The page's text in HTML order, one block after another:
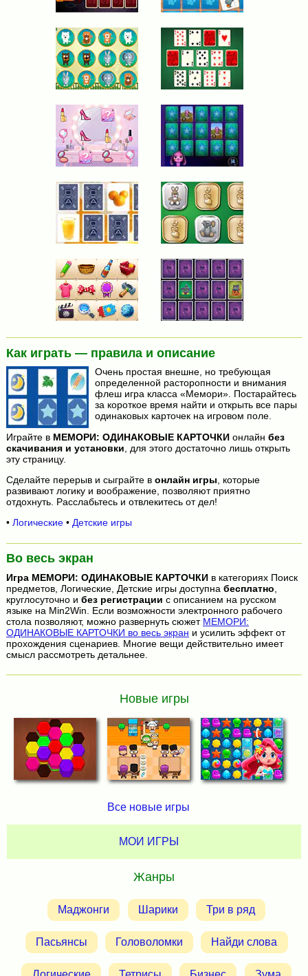
Как играть — правила и описание
Очень простая внешне, но требующая
определенной расторопности и внимания
флеш игра класса «Мемори». Постарайтесь
за короткое время найти и открыть все пары
одинаковых карточек на игровом поле.
Играйте в МЕМОРИ: ОДИНАКОВЫЕ КАРТОЧКИонлайн без
скачивания и установки , для этого достаточно лишь открыть
эту страницу.
Сделайте перерыв и сыграйте в онлайн игры , которые
развивают логику и воображение, позволяют приятно
отдохнуть. Расслабьтесь и отвлекитесь от дел!
• Логические• Детские игры
Во весь экран
Игра МЕМОРИ: ОДИНАКОВЫЕ КАРТОЧКИв категориях Поиск
предметов, Логические, Детские игры доступна бесплатно
круглосуточно и без регистрации с описанием на русском
языке на Min2Win. Если возможности электронного рабочего
стола позволяют, можно развернуть сюжет МЕМОРИ:
ОДИНАКОВЫЕ КАРТОЧКИ во весь экран и усилить эффект от
прохождения сценариев. Многие вещи действительно имеет
смысл рассмотреть детальнее.
Новые игры
Все новые игры
МОИ ИГРЫ
Жанры
Маджонги Шарики Три в ряд
Пасьянсы Головоломки Найди слова